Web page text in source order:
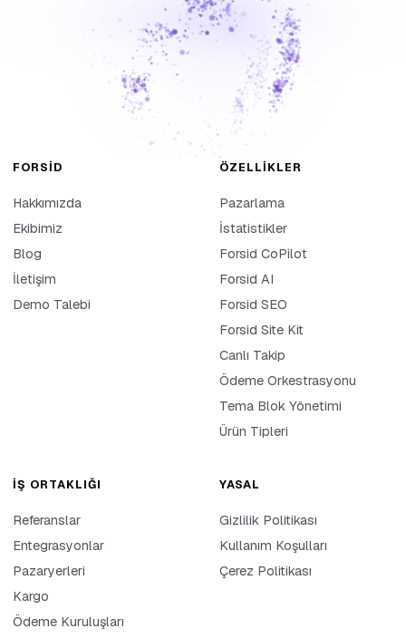
FORSID
Hakkımızda
Ekibimiz
Blog
İletişim
Demo Talebi
ÖZELLIKLER
Pazarlama
İstatistikler
Forsid CoPilot
Forsid AI
Forsid SEO
Forsid Site Kit
Canlı Takip
Ödeme Orkestrasyonu
Tema Blok Yönetimi
Ürün Tipleri
İŞ ORTAKLIĞI
Referanslar
Entegrasyonlar
Pazaryerleri
Kargo
Ödeme Kuruluşları
YASAL
Gizlilik Politikası
Kullanım Koşulları
Çerez Politikası